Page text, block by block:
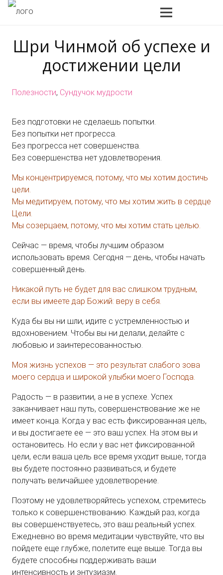
Шри Чинмой об успехе и
достижении цели
Полезности, Сундучок мудрости
Без подготовки не сделаешь попытки.
Без попытки нет прогресса.
Без прогресса нет совершенства.
Без совершенства нет удовлетворения.
Мы концентрируемся, потому, что мы хотим достичь
цели.
Мы медитируем, потому, что мы хотим жить в сердце
Цели.
Мы созерцаем, потому, что мы хотим стать целью.
Сейчас — время, чтобы лучшим образом
использовать время. Сегодня — день, чтобы начать
совершенный день.
Никакой путь не будет для вас слишком трудным,
если вы имеете дар Божий: веру в себя.
Куда бы вы ни шли, идите с устремленностью и
вдохновением. Чтобы вы ни делали, делайте с
любовью и заинтересованностью.
Моя жизнь успехов — это результат слабого зова
моего сердца и широкой улыбки моего Господа.
Радость — в развитии, а не в успехе. Успех
заканчивает наш путь, совершенствование же не
имеет конца. Когда у вас есть фиксированная цель,
и вы достигаете ее — это ваш успех. На этом вы и
остановитесь. Но если у вас нет фиксированной
цели, если ваша цель все время уходит выше, тогда
вы будете постоянно развиваться, и будете
получать величайшее удовлетворение.
Поэтому не удовлетворяйтесь успехом, стремитесь
только к совершенствованию. Каждый раз, когда
вы совершенствуетесь, это ваш реальный успех.
Ежедневно во время медитации чувствуйте, что вы
пойдете еще глубже, полетите еще выше. Тогда вы
будете способны поддерживать ваши
интенсивность и энтузиазм.